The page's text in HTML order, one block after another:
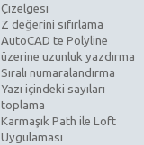
Çizelgesi
Z değerini sıfırlama
AutoCAD te Polyline
üzerine uzunluk yazdırma
Sıralı numaralandırma
Yazı içindeki sayıları
toplama
Karmaşık Path ile Loft
Uygulaması